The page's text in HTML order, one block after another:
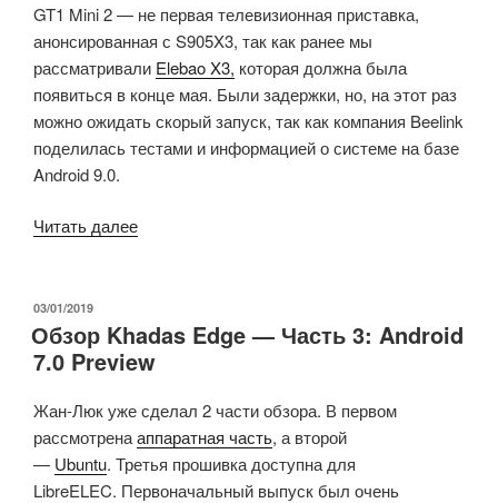
GT1 Mini 2 — не первая телевизионная приставка,
анонсированная с S905X3, так как ранее мы
рассматривали Elebao X3, которая должна была
появиться в конце мая. Былизадержки, но, на этот раз
можно ожидать скорый запуск, так как компания Beelink
поделилась тестами и информацией о системе на базе
Android 9.0.
Читать далее«Телевизионная
Mini
2
процессором
Amlogic
S905X3»
ОПУБЛИКОВАНО
03/01/2019
Обзор Khadas Edge — Часть 3: Android
7.0 Preview
Жан-Люк уже сделал 2 части обзора. В первом
рассмотренааппаратная часть, а второй
— Ubuntu. Третья прошивка доступна для
LibreELEC. Первоначальный выпуск был очень